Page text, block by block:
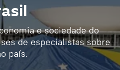
e sociedade do
de especialistas sobre
país.